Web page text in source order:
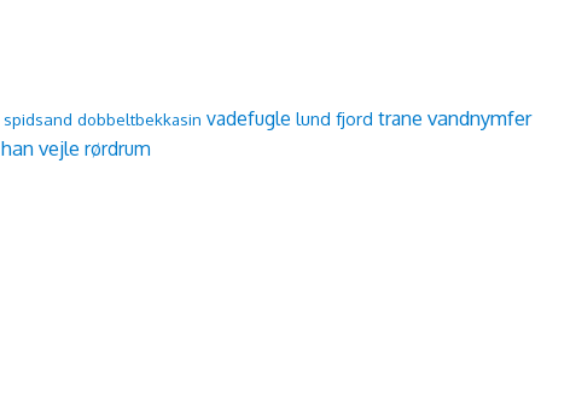
spidsand dobbeltbekkasin vadefugle lund fjord trane vandnymfer
han vejle rørdrum